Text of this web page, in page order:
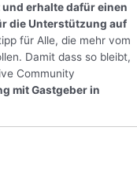
erhalte dafür einen
die Unterstützung auf
für Alle, die mehr vom
Damit dass so bleibt,
Community
mit Gastgeber in